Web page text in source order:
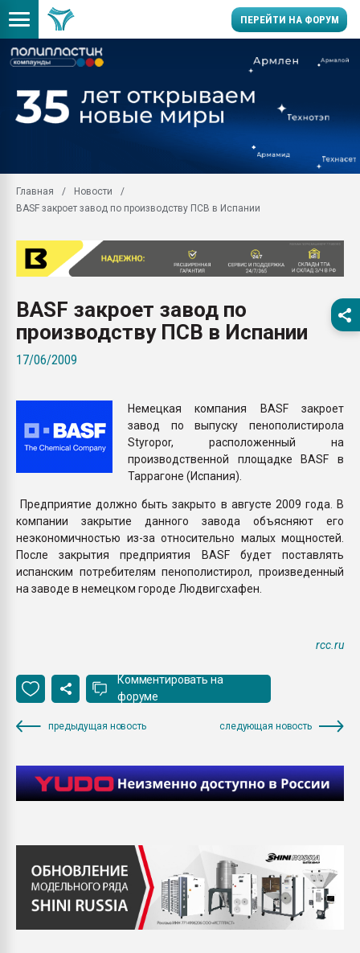
ПЕРЕЙТИ НА ФОРУМ
производство SPC
заводу пластмасс"
Подмосковье, Москва
28.07.2026
пластмасс
28.07.2026
ПЕРЕЙТИ НА
Главная
Новости
BASF закроет завод по производству ПСВ в Испании
BASF закроет завод по
производству ПСВ в Испании
17/06/2009
Немецкая компания BASF закроет
завод по выпуску пенополистирола
Styropor, расположенный на
производственной площадке BASF в
Таррагоне (Испания).
Предприятие должно быть закрыто в августе 2009 года. В
компании закрытие данного завода объясняют его
неэкономичностью из-за относительно малых мощностей.
После закрытия предприятия BASF будет поставлять
испанским потребителям пенополистирол, произведенный
на заводе в немецком городе Людвигсхафен.
rcc.ru
Комментировать на
форуме
предыдущая новость следующая новость